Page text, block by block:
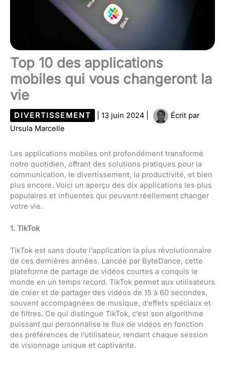
Top 10 des applications
mobiles qui vous changeront la
vie
DIVERTISSEMENT 13 juin 2024
Écrit par
Ursula Marcelle
Les applications mobiles ont profondément transformé
notre quotidien, offrant des solutions pratiques pour la
communication, le divertissement, la productivité, et bien
plus encore. Voici un aperçu des dix applications les plus
populaires et influentes qui peuvent réellement changer
votre vie.
1. TikTok
TikTok est sans doute l’application la plus révolutionnaire
de ces dernières années. Lancée par ByteDance, cette
plateforme de partage de vidéos courtes a conquis le
monde en un temps record. TikTok permet aux utilisateurs
de créer et de partager des vidéos de 15 à 60 secondes,
souvent accompagnées de musique, d’effets spéciaux et
de filtres. Ce qui distingue TikTok, c’est son algorithme
puissant qui personnalise le flux de vidéos en fonction
des préférences de l’utilisateur, rendant chaque session
de visionnage unique et captivante.